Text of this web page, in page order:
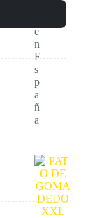
e
n
E
s
p
a
ñ
a